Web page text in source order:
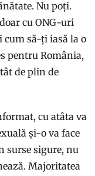
Nu poți.
cu ONG-uri
cum să-ți iasă la o
pentru România,
de plin de
cu atâta va
și-o va face
surse sigure, nu
Majoritatea